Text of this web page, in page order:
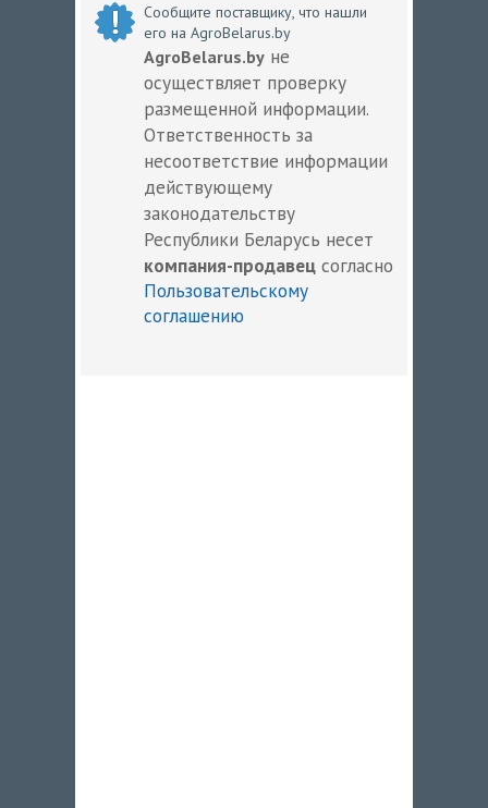
Сообщите поставщику, что нашли
его на AgroBelarus.by
AgroBelarus.by не
осуществляет проверку
размещенной информации.
Ответственность за
несоответствие информации
действующему
законодательству
Республики Беларусь несет
компания-продавец согласно
Пользовательскому
соглашению